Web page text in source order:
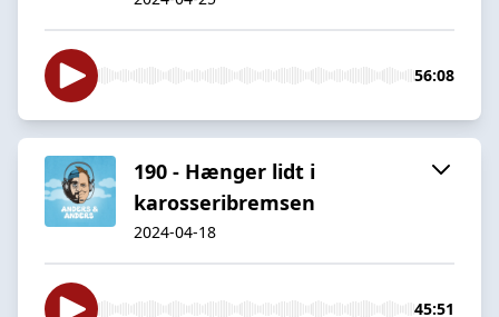
56:08
190 - Hænger lidt i
karosseribremsen
2024-04-18
45:51